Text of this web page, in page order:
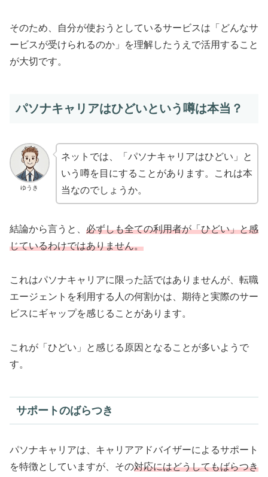
そのため、自分が使おうとしているサービスは「どんなサ
ービスが受けられるのか」を理解したうえで活用すること
が大切です。
パソナキャリアはひどいという噂は本当？
ゆうき
ネットでは、「パソナキャリアはひどい」と
いう噂を目にすることがあります。これは本
当なのでしょうか。
結論から言うと、 必ずしも全ての利用者が「ひどい」と感
じているわけではありません。
これはパソナキャリアに限った話ではありませんが、転職
エージェントを利用する人の何割かは、期待と実際のサー
ビスにギャップを感じることがあります。
これが「ひどい」と感じる原因となることが多いようで
す。
サポートのばらつき
パソナキャリアは、キャリアアドバイザーによるサポート
を特徴としていますが、その対応にはどうしてもばらつき